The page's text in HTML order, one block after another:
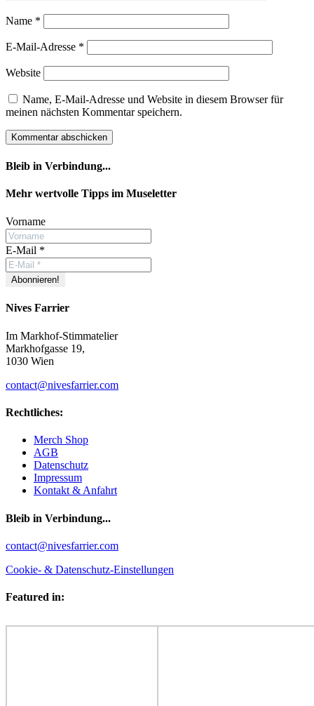
Name *
E-Mail-Adresse *
Website
Name, E-Mail-Adresse und Website in diesem Browser für
meinen nächsten Kommentar speichern.
Bleib in Verbindung...
Facebook
YouTube
Instagram
Mehr wertvolle Tipps im Museletter
Vorname
E-Mail *
Nives Farrier
Im Markhof-Stimmatelier
Markhofgasse 19,
1030 Wien
contact@nivesfarrier.com
Rechtliches:
Merch Shop
AGB
Datenschutz
Impressum
Kontakt & Anfahrt
Bleib in Verbindung...
Facebook
YouTube
Instagram
contact@nivesfarrier.com
Cookie- & Datenschutz-Einstellungen
Featured in: